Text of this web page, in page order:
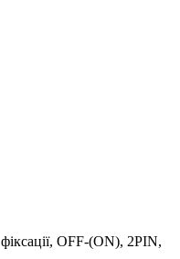
OFF-(ON), 2PIN,